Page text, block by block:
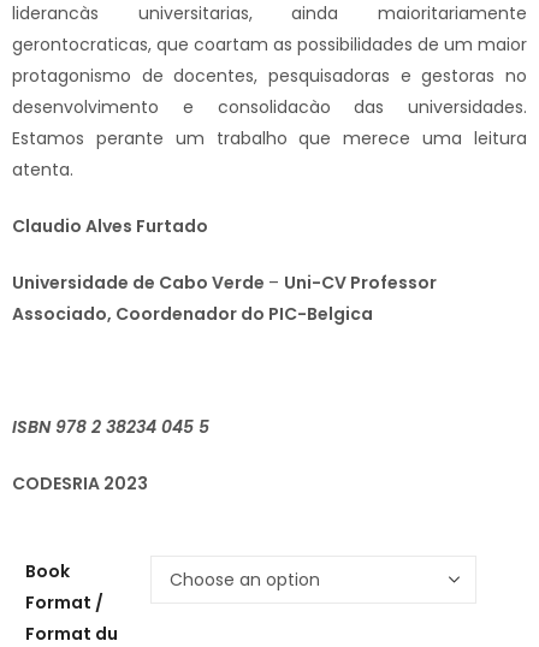
liderancàs universitarias, ainda maioritariamente
gerontocraticas, que coartam as possibilidades de um maior
protagonismo de docentes, pesquisadoras e gestoras no
desenvolvimento e consolidacào das universidades.
Estamos perante um trabalho que merece uma leitura
atenta.
Claudio Alves Furtado
Universidade de Cabo Verde – Uni-CV Professor
Associado, Coordenador do PIC-Belgica
ISBN 978 2 38234 045 5
CODESRIA 2023
Book
Format /
Format du